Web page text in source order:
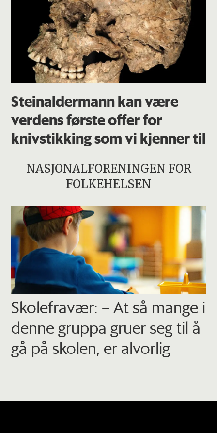
Steinaldermann kan være
verdens første offer for
knivstikking som vi kjenner til
NASJONALFORENINGEN FOR
FOLKEHELSEN
Skolefravær: – At så mange i
denne gruppa gruer seg til å
gå på skolen, er alvorlig